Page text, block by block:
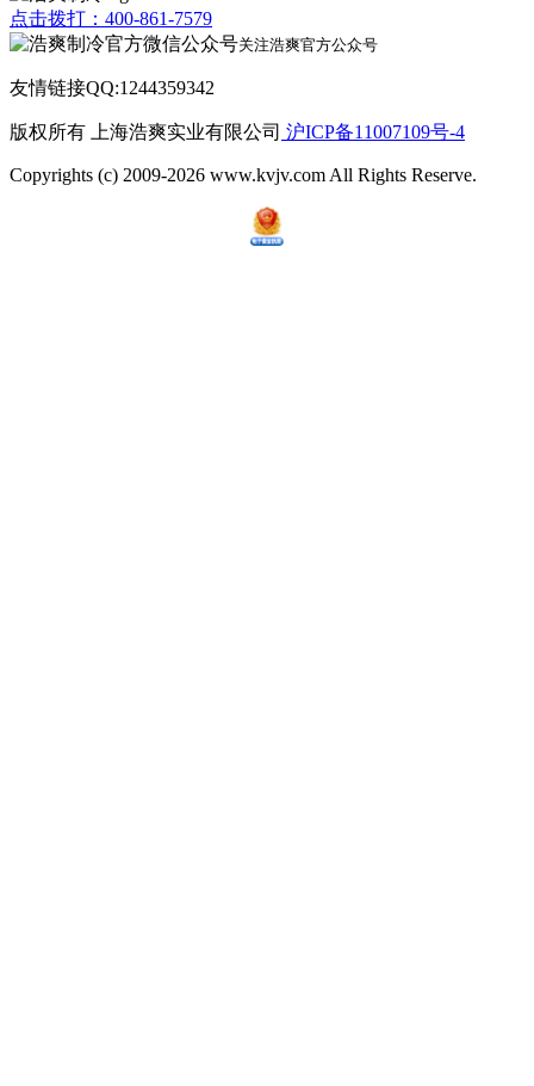
点击拨打：400-861-7579
关注浩爽官方公众号
友情链接QQ:1244359342
版权所有 上海浩爽实业有限公司 沪ICP备11007109号-4
Copyrights (c) 2009-2026 www.kvjv.com All Rights Reserve.